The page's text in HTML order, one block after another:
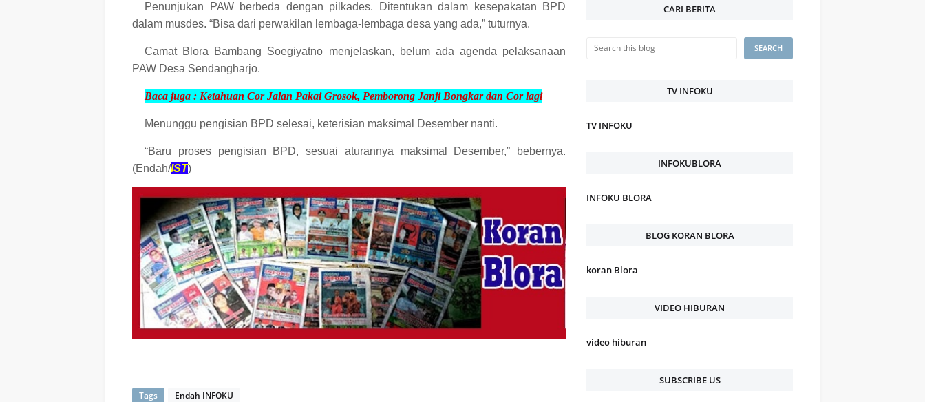
Penunjukan PAW berbeda dengan pilkades. Ditentukan dalam kesepakatan BPD
dalam musdes. “Bisa dari perwakilan lembaga-lembaga desa yang ada,” tuturnya.
Camat Blora Bambang Soegiyatno menjelaskan, belum ada agenda pelaksanaan
PAW Desa Sendangharjo.
Baca juga : Ketahuan Cor Jalan Pakai Grosok, Pemborong Janji Bongkar dan Cor lagi
Menunggu pengisian BPD selesai, keterisian maksimal Desember nanti.
“Baru proses pengisian BPD, sesuai aturannya maksimal Desember,” bebernya.
(Endah/IST)
Tags Endah INFOKU
CARI BERITA
TV INFOKU
TV INFOKU
INFOKUBLORA
INFOKU BLORA
BLOG KORAN BLORA
koran Blora
VIDEO HIBURAN
video hiburan
SUBSCRIBE US